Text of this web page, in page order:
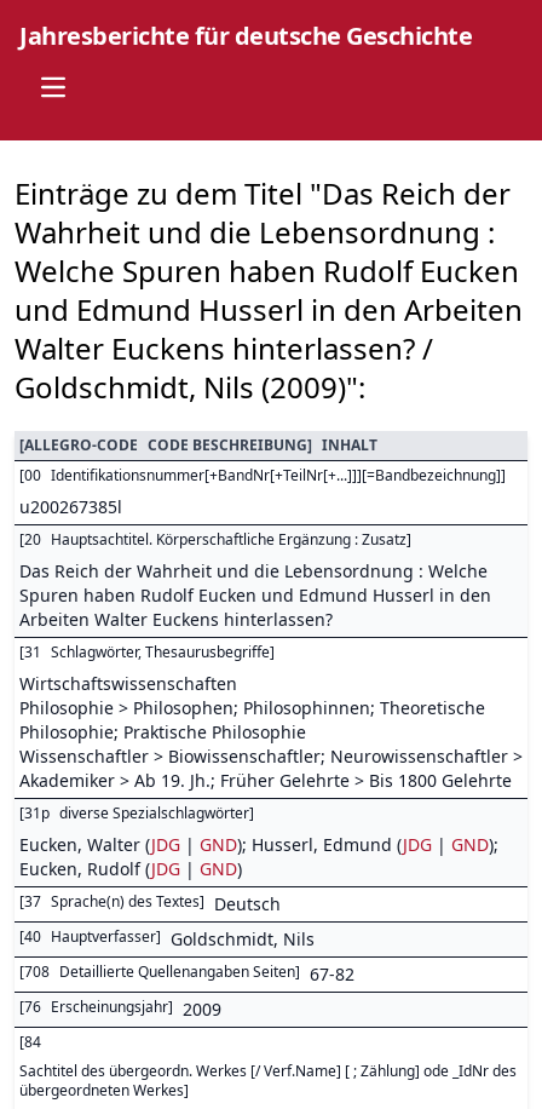
Jahresberichte für deutsche Geschichte
Open main menu
Einträge zu dem Titel "Das Reich der
Wahrheit und die Lebensordnung :
Welche Spuren haben Rudolf Eucken
und Edmund Husserl in den Arbeiten
Walter Euckens hinterlassen? /
Goldschmidt, Nils (2009)":
[ALLEGRO-CODE CODE BESCHREIBUNG] INHALT
[00 Identifikationsnummer[+BandNr[+TeilNr[+...]]][=Bandbezeichnung]]
u200267385l
[20 Hauptsachtitel. Körperschaftliche Ergänzung : Zusatz]
Das Reich der Wahrheit und die Lebensordnung : Welche
Spuren haben Rudolf Eucken und Edmund Husserl in den
Arbeiten Walter Euckens hinterlassen?
[31 Schlagwörter, Thesaurusbegriffe]
Wirtschaftswissenschaften
Philosophie > Philosophen; Philosophinnen; Theoretische
Philosophie; Praktische Philosophie
Wissenschaftler > Biowissenschaftler; Neurowissenschaftler >
Akademiker > Ab 19. Jh.; Früher Gelehrte > Bis 1800 Gelehrte
[31p diverse Spezialschlagwörter]
Eucken, Walter (JDG | GND); Husserl, Edmund (JDG | GND);
Eucken, Rudolf (JDG | GND)
[37 Sprache(n) des Textes] Deutsch
[40 Hauptverfasser] Goldschmidt, Nils
[708 Detaillierte Quellenangaben Seiten] 67-82
[76 Erscheinungsjahr] 2009
[84
Sachtitel des übergeordn. Werkes [/ Verf.Name] [ ; Zählung] ode _IdNr des
übergeordneten Werkes]